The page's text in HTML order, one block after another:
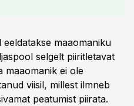
maaomaniku
selgelt piiritletavat
maaomanik ei ole
viisil, millest ilmneb
peatumist piirata.